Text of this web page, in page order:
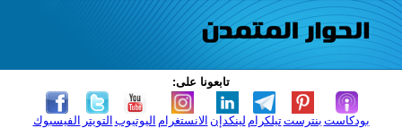
تابعونا على:
الفيسبوك التويتر اليوتيوب الانستغرام لينكدإن تيلكرامبنترست بودكاست